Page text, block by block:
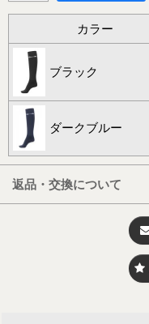
カラー
ブラック
ダークブルー
返品・交換について